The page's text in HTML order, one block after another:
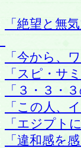
「絶望と無
「今から、
「スピ・サ
「３・３・
「この人、
「エジプト
「違和感を